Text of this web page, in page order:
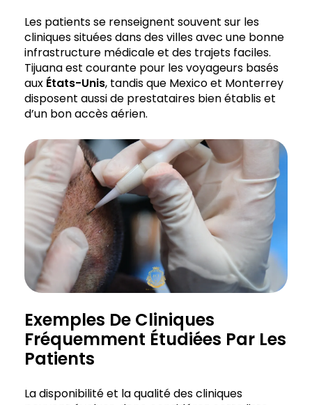
Les patients se renseignent souvent sur les
cliniques situées dans des villes avec une bonne
infrastructure médicale et des trajets faciles.
Tijuana est courante pour les voyageurs basés
aux États-Unis, tandis que Mexico et Monterrey
disposent aussi de prestataires bien établis et
d’un bon accès aérien.
Exemples De Cliniques
Fréquemment Étudiées Par Les
Patients
La disponibilité et la qualité des cliniques